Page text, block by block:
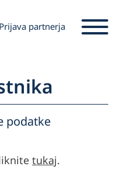
Prijava partnerja
podatke
tukaj.